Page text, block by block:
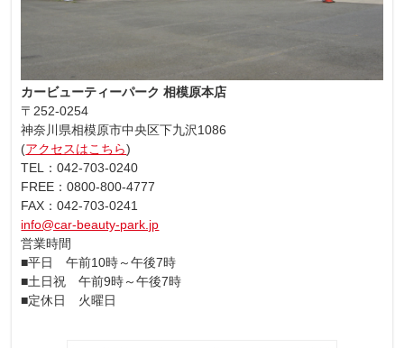
カービューティーパーク 相模原本店
〒252-0254
神奈川県相模原市中央区下九沢1086
(アクセスはこちら)
TEL：042-703-0240
FREE：0800-800-4777
FAX：042-703-0241
info@car-beauty-park.jp
営業時間
■平日 午前10時～午後7時
■土日祝 午前9時～午後7時
■定休日 火曜日